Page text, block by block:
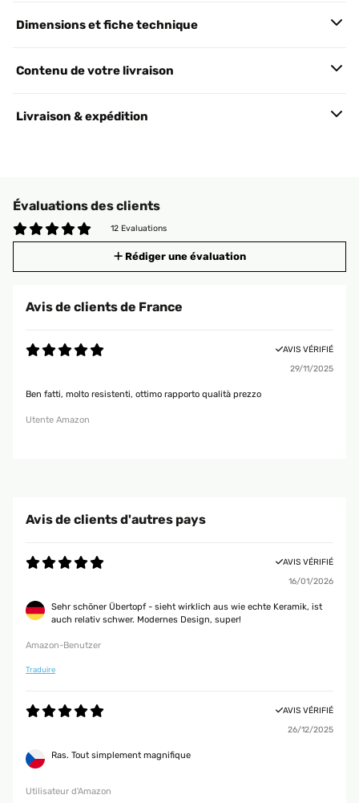
Dimensions et fiche technique
Contenu de votre livraison
Livraison & expédition
Évaluations des clients
12 Evaluations
Rédiger une évaluation
Avis de clients de France
AVIS VÉRIFIÉ
29/11/2025
Ben fatti, molto resistenti, ottimo rapporto qualità prezzo
Utente Amazon
Avis de clients d'autres pays
AVIS VÉRIFIÉ
16/01/2026
Sehr schöner Übertopf - sieht wirklich aus wie echte Keramik, ist
auch relativ schwer. Modernes Design, super!
Amazon-Benutzer
Traduire
AVIS VÉRIFIÉ
26/12/2025
Ras. Tout simplement magnifique
Utilisateur d'Amazon